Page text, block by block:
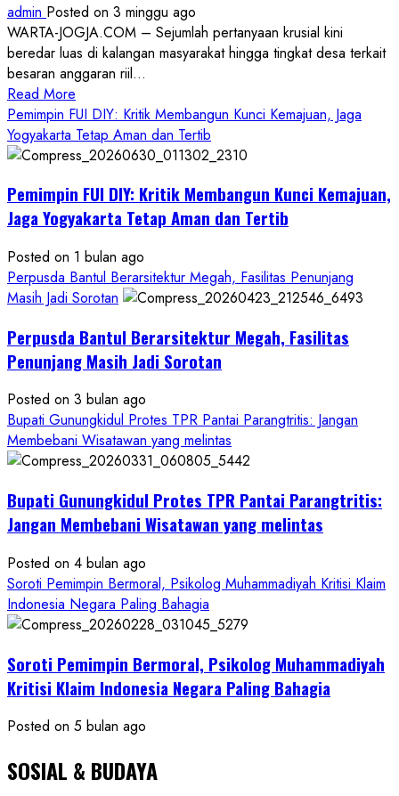
admin Posted on 3 minggu ago
WARTA-JOGJA.COM – Sejumlah pertanyaan krusial kini
beredar luas di kalangan masyarakat hingga tingkat desa terkait
besaran anggaran riil...
Read More
more
about
Anggaran
KDMP
Rp1,6
Diduga
Hanya
Separuhnya
Cair
ke
Ketum
PWRI
RI
Minta
Resmi
Pemimpin FUI DIY: Kritik Membangun Kunci Kemajuan, Jaga
Yogyakarta Tetap Aman dan Tertib
Pemimpin FUI DIY: Kritik Membangun Kunci Kemajuan,
Jaga Yogyakarta Tetap Aman dan Tertib
Posted on 1 bulan ago
Perpusda Bantul Berarsitektur Megah, Fasilitas Penunjang
Masih Jadi Sorotan
Perpusda Bantul Berarsitektur Megah, Fasilitas
Penunjang Masih Jadi Sorotan
Posted on 3 bulan ago
Bupati Gunungkidul Protes TPR Pantai Parangtritis: Jangan
Membebani Wisatawan yang melintas
Bupati Gunungkidul Protes TPR Pantai Parangtritis:
Jangan Membebani Wisatawan yang melintas
Posted on 4 bulan ago
Soroti Pemimpin Bermoral, Psikolog Muhammadiyah Kritisi Klaim
Indonesia Negara Paling Bahagia
Soroti Pemimpin Bermoral, Psikolog Muhammadiyah
Kritisi Klaim Indonesia Negara Paling Bahagia
Posted on 5 bulan ago
SOSIAL & BUDAYA